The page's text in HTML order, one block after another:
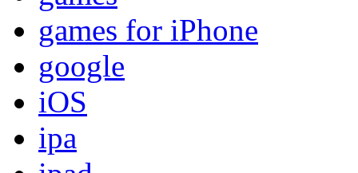
games for iPhone
google
iOS
ipa